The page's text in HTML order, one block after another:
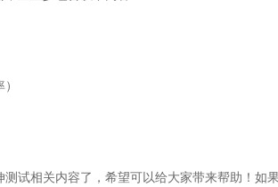
测试相关内容了，希望可以给大家带来帮助！如